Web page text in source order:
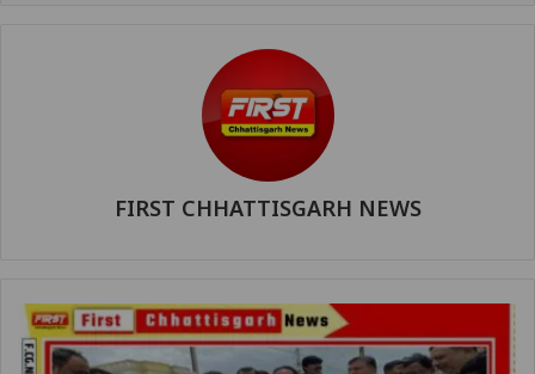
FIRST CHHATTISGARH NEWS